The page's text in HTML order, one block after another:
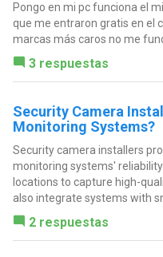
Pongo en mi pc funciona el
que me entraron gratis en el
marcas más caros no me
3 respuestas
Security Camera
Monitoring Systems?
Security camera installers
monitoring systems'
locations to capture high-
also integrate systems with
2 respuestas